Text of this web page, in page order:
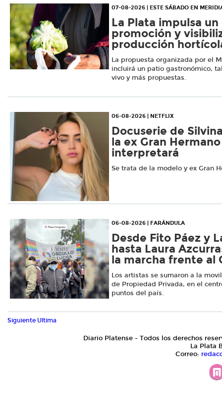
07-08-2026 | ESTE SÁBADO EN
La Plata impulsa
promoción y
producción
La propuesta organizada por el
incluirá un patio gastronómico,
vivo y más propuestas.
06-08-2026 | NETFLIX
Docuserie de
la ex Gran
interpretará
Se trata de la modelo y ex Gran
06-08-2026 | FARÁNDULA
Desde Fito Páez y
hasta Laura
la marcha frente al
Los artistas se sumaron a la
de Propiedad Privada, en el
puntos del país.
Siguiente Ultima
Diario Platense - Todos los derechos
La Plata
Correo: